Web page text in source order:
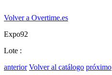
Volver a Overtime.es
Expo92
Lote :
anterior Volver al catálogo próximo